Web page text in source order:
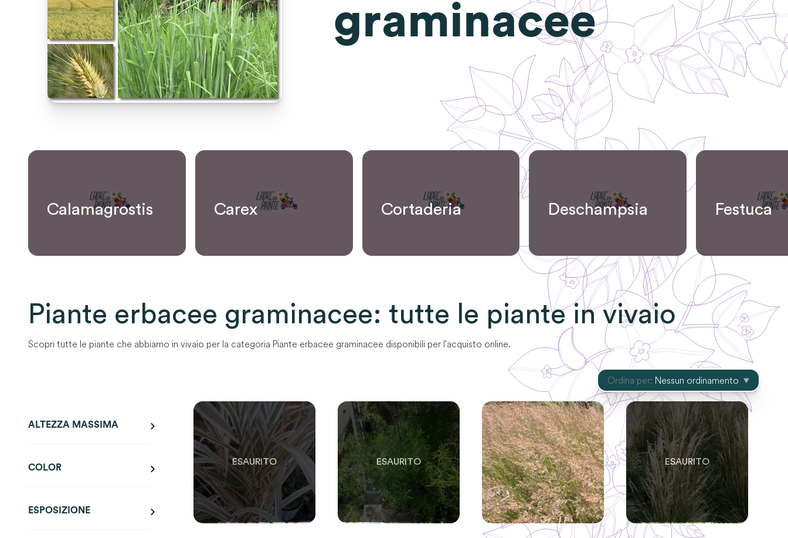
graminacee
Calamagrostis Carex Cortaderia Deschampsia Festuca
Piante erbacee graminacee: tutte le piante in vivaio
Scopri tutte le piante che abbiamo in vivaio per la categoria Piante erbacee graminacee disponibili per l'acquisto online.
Ordina per: Nessun ordinamento
ALTEZZA MASSIMA
COLOR
ESPOSIZIONE
0
SOLO
0RIMASTE
0
SOLO0RIMASTE
0
SOLO
0RIMASTE